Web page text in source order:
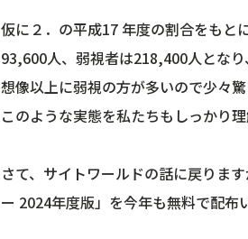
仮に２．の平成17 年度の割合をもと
93,600人、弱視者は218,400人とな
想像以上に弱視の方が多いので少々驚
このような実態を私たちもしっかり
さて、サイトワールドの話に戻りま
ー 2024年度版」を今年も無料で配布